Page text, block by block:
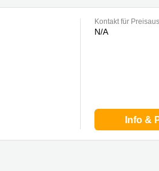
Kontakt für
N/A
Info &